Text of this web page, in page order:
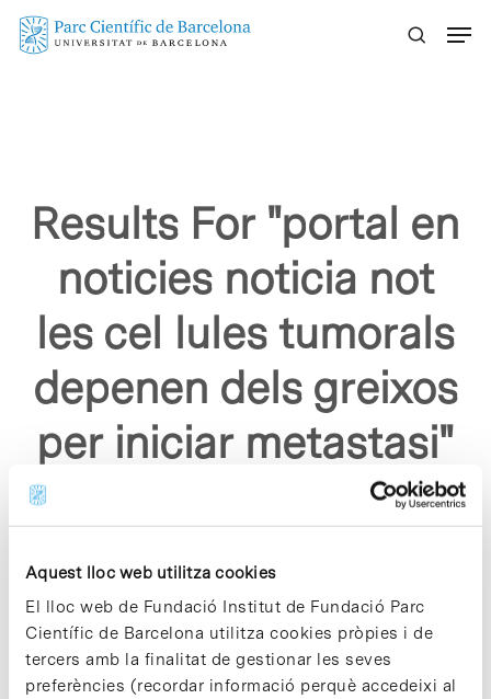
Aquest lloc web utilitza cookies
El lloc web de Fundació Institut de Fundació Parc
Científic de Barcelona utilitza cookies pròpies i de
tercers amb la finalitat de gestionar les seves
preferències (recordar informació perquè accedeixi al
Skip
Results For "portal en
noticies noticia not
les cel lules tumorals
depenen dels greixos
per iniciar metastasi"
Sorry, no results were found.
Please try again with different keywords.